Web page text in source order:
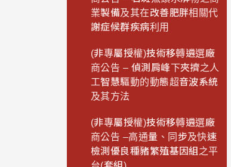
業製備及其在改善肥胖相關代
謝症候群疾病利用
(非專屬授權)技術移轉遴選廠
商公告 – 偵測肩峰下夾擠之人
工智慧驅動的動態超音波系統
及其方法
(非專屬授權)技術移轉遴選廠
商公告 –高通量、同步及快速
檢測優良種豬繁殖基因組之平